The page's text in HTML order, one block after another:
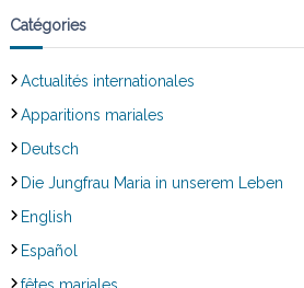
Catégories
Actualités internationales
Apparitions mariales
Deutsch
Die Jungfrau Maria in unserem Leben
English
Español
fêtes mariales